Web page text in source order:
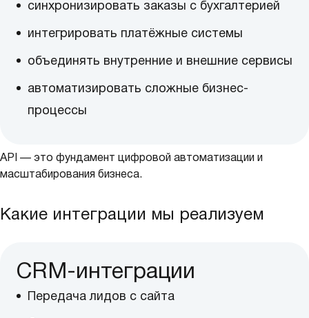
синхронизировать заказы с бухгалтерией
интегрировать платёжные системы
объединять внутренние и внешние сервисы
автоматизировать сложные бизнес-
процессы
API — это фундамент цифровой автоматизации и
масштабирования бизнеса.
Какие интеграции мы реализуем
CRM-интеграции
Передача лидов с сайта